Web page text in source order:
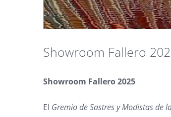
Showroom Fallero
Showroom Fallero 2025
El Gremio de Sastres y Modistas de